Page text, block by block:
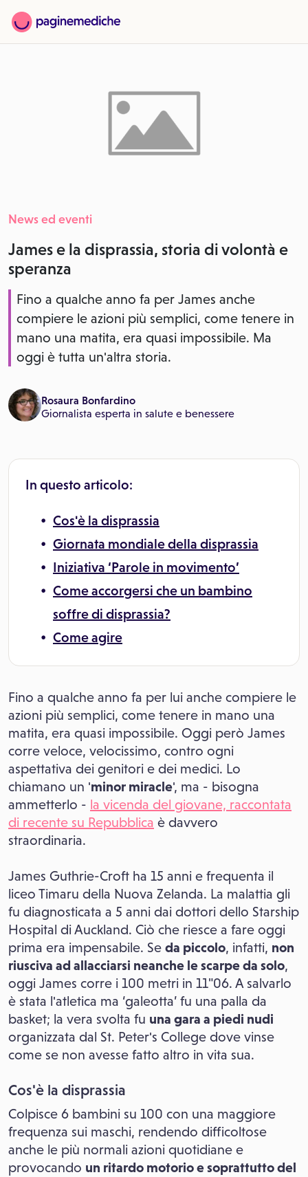
News ed eventi
James e la disprassia, storia di volontà e
speranza
Fino a qualche anno fa per James anche
compiere le azioni più semplici, come tenere in
mano una matita, era quasi impossibile. Ma
oggi è tutta un'altra storia.
Rosaura Bonfardino
Giornalista esperta in salute e benessere
In questo articolo:
Cos'è la disprassia
Giornata mondiale della disprassia
Iniziativa ‘Parole in movimento’
Come accorgersi che un bambino
soffre di disprassia?
Come agire
Fino a qualche anno fa per lui anche compiere le
azioni più semplici, come tenere in mano una
matita, era quasi impossibile. Oggi però James
corre veloce, velocissimo, contro ogni
aspettativa dei genitori e dei medici. Lo
chiamano un 'minor miracle', ma - bisogna
ammetterlo - la vicenda del giovane, raccontata
di recente su Repubblica è davvero
straordinaria.
James Guthrie-Croft ha 15 anni e frequenta il
liceo Timaru della Nuova Zelanda. La malattia gli
fu diagnosticata a 5 anni dai dottori dello Starship
Hospital di Auckland. Ciò che riesce a fare oggi
prima era impensabile. Se da piccolo, infatti, non
riusciva ad allacciarsi neanche le scarpe da solo,
oggi James corre i 100 metri in 11"06. A salvarlo
è stata l'atletica ma ‘galeotta’ fu una palla da
basket; la vera svolta fu una gara a piedi nudi
organizzata dal St. Peter's College dove vinse
come se non avesse fatto altro in vita sua.
Cos'è la disprassia
Colpisce 6 bambini su 100 con una maggiore
frequenza sui maschi, rendendo difficoltose
anche le più normali azioni quotidiane e
provocando un ritardo motorio e soprattutto del